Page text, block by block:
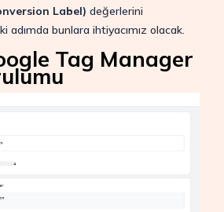
Label) değerlerini
adımda bunlara ihtiyacımız olacak.
Tag Manager